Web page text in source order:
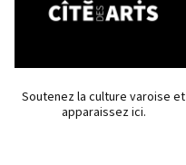
Soutenez la culture varoise et
apparaissez ici.